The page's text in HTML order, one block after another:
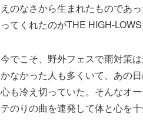
えのなさから生まれたものであ
ってくれたのがTHE HIGH-LOWS
今でこそ、野外フェスで雨対策
かなかった人も多くいて、あの
心も冷え切っていた。そんなオ
テのりの曲を連発して体と心を